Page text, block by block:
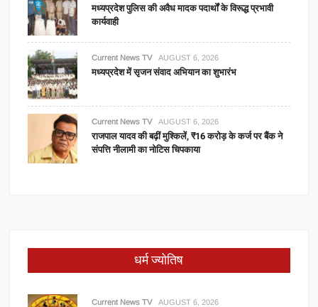
मध्यप्रदेश पुलिस की अवैध मादक पदार्थों के विरूद्ध प्रभावी
कार्यवाही
Current News TV AUGUST 6, 2026
मध्यप्रदेश में सृजन संवाद अभियान का शुभारंभ
Current News TV AUGUST 6, 2026
राजपाल यादव की बढ़ीं मुश्किलें, ₹16 करोड़ के कर्ज पर बैंक ने
संपत्ति नीलामी का नोटिस चिपकाया
धर्म ज्योतिष
Current News TV AUGUST 6, 2026